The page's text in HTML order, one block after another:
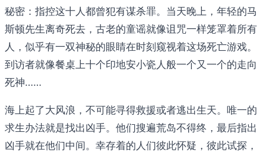
秘密：指控这十人都曾犯有谋杀罪。当天晚上，年轻的马
斯顿先生离奇死去，古老的童谣就像诅咒一样笼罩着所有
人，似乎有一双神秘的眼睛在时刻窥视着这场死亡游戏。
到访者就像餐桌上十个印地安小瓷人般一个又一个的走向
死神……
海上起了大风浪，不可能寻得救援或者逃出生天。唯一的
求生办法就是找出凶手。他们搜遍荒岛不得终，最后指出
凶手就在他们中间。幸存着的人们彼此怀疑，彼此试探，